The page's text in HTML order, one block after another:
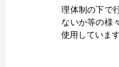
理体制の下で
ないか等の様
使用しています